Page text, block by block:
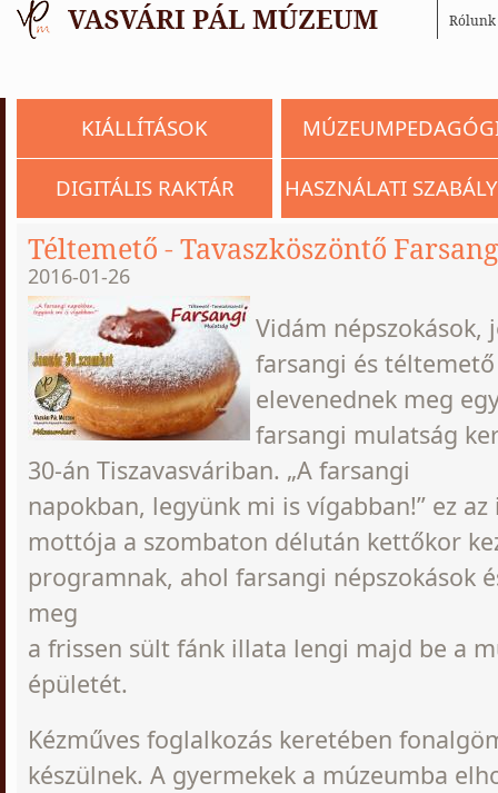
Rólunk
KIÁLLÍTÁSOK
DIGITÁLIS RAKTÁR HASZNÁLATI
Téltemető - Tavaszköszöntő
2016-01-26
Vidám népszokások,
farsangi és
elevenednek meg
farsangi mulatság
30-án Tiszavasváriban. „A farsangi
napokban, legyünk mi is vígabban!” ez
mottója a szombaton délután kettőkor
programnak, ahol farsangi népszokások
meg
a frissen sült fánk illata lengi majd be a
épületét.
Kézműves foglalkozás keretében
készülnek. A gyermekek a múzeumba